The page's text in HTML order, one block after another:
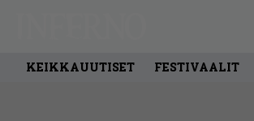
KEIKKAUUTISET FESTIVAALIT